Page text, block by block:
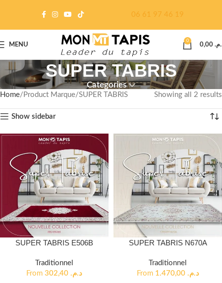
06 61 97 46 19
MENU
0
SUPER TABRIS
Categories
Home Product Marque SUPER TABRIS Showing all 2 results
Show sidebar
SUPER TABRIS E506B
Traditionnel
From
د.م.
SUPER TABRIS N670A
Traditionnel
From
د.م. 1.470,00